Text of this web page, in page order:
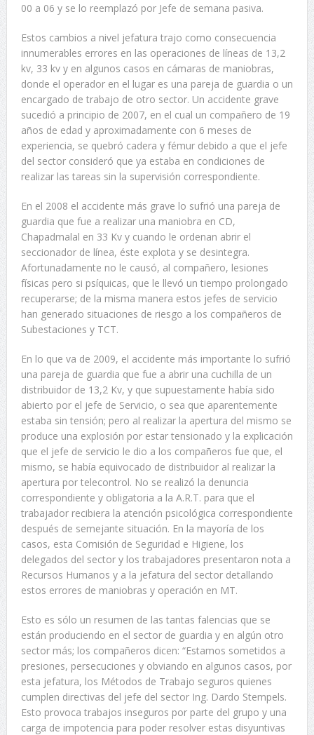
00 a 06 y se lo reemplazó por Jefe de semana pasiva.
Estos cambios a nivel jefatura trajo como consecuencia
innumerables errores en las operaciones de líneas de 13,2
kv, 33 kv y en algunos casos en cámaras de maniobras,
donde el operador en el lugar es una pareja de guardia o un
encargado de trabajo de otro sector. Un accidente grave
sucedió a principio de 2007, en el cual un compañero de 19
años de edad y aproximadamente con 6 meses de
experiencia, se quebró cadera y fémur debido a que el jefe
del sector consideró que ya estaba en condiciones de
realizar las tareas sin la supervisión correspondiente.
En el 2008 el accidente más grave lo sufrió una pareja de
guardia que fue a realizar una maniobra en CD,
Chapadmalal en 33 Kv y cuando le ordenan abrir el
seccionador de línea, éste explota y se desintegra.
Afortunadamente no le causó, al compañero, lesiones
físicas pero si psíquicas, que le llevó un tiempo prolongado
recuperarse; de la misma manera estos jefes de servicio
han generado situaciones de riesgo a los compañeros de
Subestaciones y TCT.
En lo que va de 2009, el accidente más importante lo sufrió
una pareja de guardia que fue a abrir una cuchilla de un
distribuidor de 13,2 Kv, y que supuestamente había sido
abierto por el jefe de Servicio, o sea que aparentemente
estaba sin tensión; pero al realizar la apertura del mismo se
produce una explosión por estar tensionado y la explicación
que el jefe de servicio le dio a los compañeros fue que, el
mismo, se había equivocado de distribuidor al realizar la
apertura por telecontrol. No se realizó la denuncia
correspondiente y obligatoria a la A.R.T. para que el
trabajador recibiera la atención psicológica correspondiente
después de semejante situación. En la mayoría de los
casos, esta Comisión de Seguridad e Higiene, los
delegados del sector y los trabajadores presentaron nota a
Recursos Humanos y a la jefatura del sector detallando
estos errores de maniobras y operación en MT.
Esto es sólo un resumen de las tantas falencias que se
están produciendo en el sector de guardia y en algún otro
sector más; los compañeros dicen: “Estamos sometidos a
presiones, persecuciones y obviando en algunos casos, por
esta jefatura, los Métodos de Trabajo seguros quienes
cumplen directivas del jefe del sector Ing. Dardo Stempels.
Esto provoca trabajos inseguros por parte del grupo y una
carga de impotencia para poder resolver estas disyuntivas